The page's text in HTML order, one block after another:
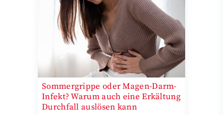
Sommergrippe oder Magen-Darm-
Infekt? Warum auch eine Erkältung
Durchfall auslösen kann